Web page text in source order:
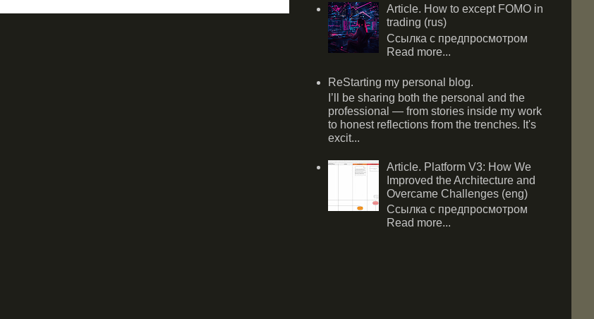
Article. How to except FOMO in
trading (rus)
Ссылка с предпросмотром
Read more...
ReStarting my personal blog.
I’ll be sharing both the personal and the
professional — from stories inside my work
to honest reflections from the trenches. It's
excit...
Article. Platform V3: How We
Improved the Architecture and
Overcame Challenges (eng)
Ссылка с предпросмотром
Read more...